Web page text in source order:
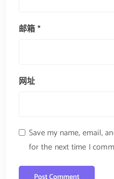
邮箱*
网址
Save my name, email,
for the next time I